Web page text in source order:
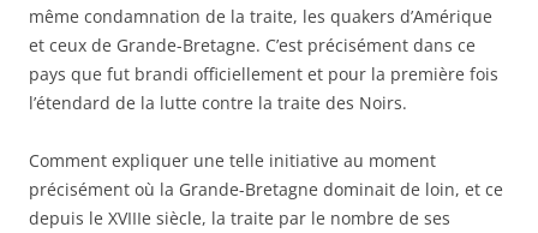
même condamnation de la traite, les quakers d’Amérique
et ceux de Grande-Bretagne. C’est précisément dans ce
pays que fut brandi officiellement et pour la première fois
l’étendard de la lutte contre la traite des Noirs.
Comment expliquer une telle initiative au moment
précisément où la Grande-Bretagne dominait de loin, et ce
depuis le XVIIIe siècle, la traite par le nombre de ses